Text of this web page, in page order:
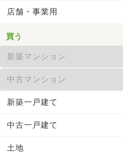
店舗・事業用
買う
新築マンション
中古マンション
新築一戸建て
中古一戸建て
土地